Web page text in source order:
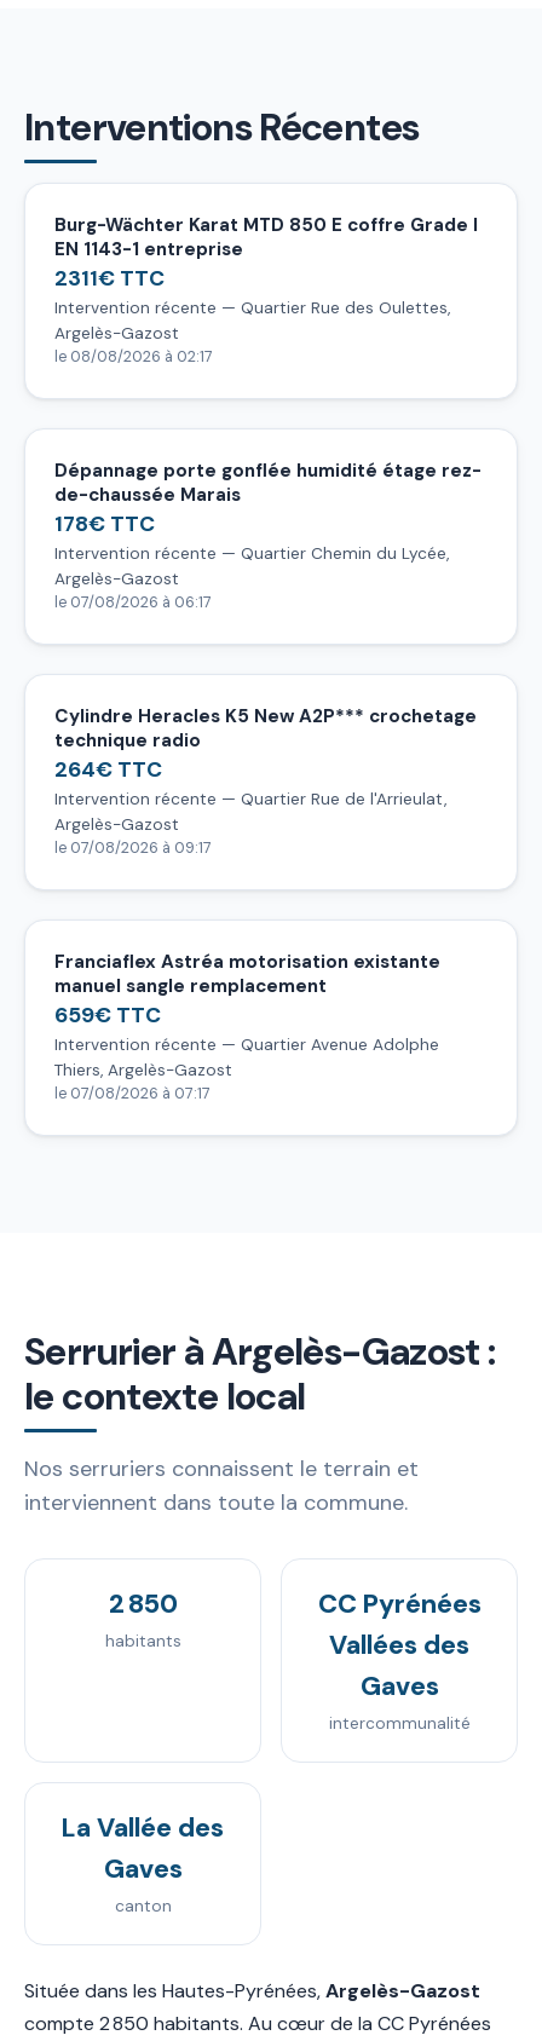
Interventions Récentes
Burg-Wächter Karat MTD 850 E coffre Grade I
EN 1143-1 entreprise
2311€ TTC
Intervention récente — Quartier Rue des Oulettes,
Argelès-Gazost
le 08/08/2026 à 02:17
Dépannage porte gonflée humidité étage rez-
de-chaussée Marais
178€ TTC
Intervention récente — Quartier Chemin du Lycée,
Argelès-Gazost
le 07/08/2026 à 06:17
Cylindre Heracles K5 New A2P*** crochetage
technique radio
264€ TTC
Intervention récente — Quartier Rue de l'Arrieulat,
Argelès-Gazost
le 07/08/2026 à 09:17
Franciaflex Astréa motorisation existante
manuel sangle remplacement
659€ TTC
Intervention récente — Quartier Avenue Adolphe
Thiers, Argelès-Gazost
le 07/08/2026 à 07:17
Serrurier à Argelès-Gazost :
le contexte local
Nos serruriers connaissent le terrain et
interviennent dans toute la commune.
2 850
habitants
CC Pyrénées
Vallées des
Gaves
intercommunalité
La Vallée des
Gaves
canton
Située dans les Hautes-Pyrénées,Argelès-Gazost
compte 2 850 habitants. Au cœur de la CC Pyrénées